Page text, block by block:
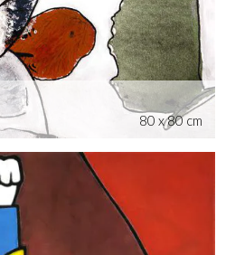
80 x 80 cm